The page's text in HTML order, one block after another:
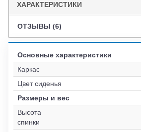
ХАРАКТЕРИСТИКИ
ОТЗЫВЫ (6)
Основные характеристики
Каркас
Цвет сиденья
Размеры и вес
Высота
спинки